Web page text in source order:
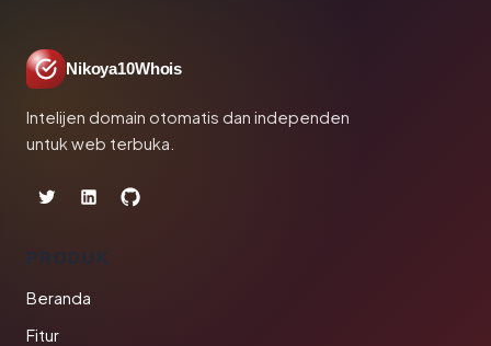
Nikoya10Whois
Intelijen domain otomatis dan independen
untuk web terbuka.
PRODUK
Beranda
Fitur